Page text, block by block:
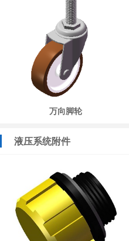
万向脚轮
液压系统附件